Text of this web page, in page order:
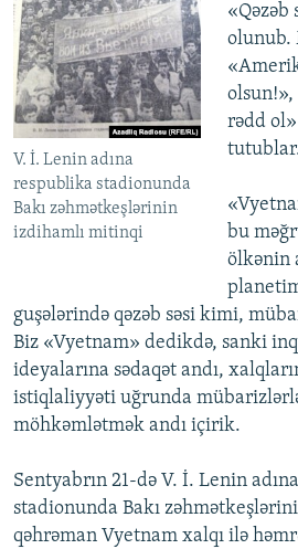
V. İ. Lenin adına
respublika stadionunda
Bakı zəhmətkeşlərinin
izdihamlı mitinqi
«Qəzəb
olunub.
rədd
bu
ölkənin
guşələrində qəzəb səsi kimi,
Biz «Vyetnam» dedikdə, sanki
ideyalarına sədaqət andı,
istiqlaliyyəti uğrunda
möhkəmlətmək andı içirik.
Sentyabrın 21-də V. İ. Lenin
stadionunda Bakı
qəhrəman Vyetnam xalqı ilə